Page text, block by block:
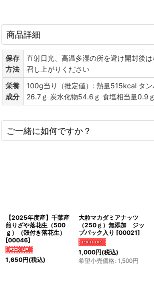
商品詳細
保存
方法
直射日光、高温多湿の所を避け開封後
召し上がりください
栄養
成分
100g当り（推定値）: 熱量515kcal タ
26.7ｇ 炭水化物54.6ｇ 食塩相当量0.9ｇ
ご一緒に如何ですか？
【2025年度産】千葉産
煎りざや落花生（500
ｇ）（殻付き落花生）
[00046]
1,650円(税込)
大粒マカダミアナッツ
（250ｇ）無添加 ジッ
プパック入り [00021]
1,000円(税込)
希望小売価格: 1,500円